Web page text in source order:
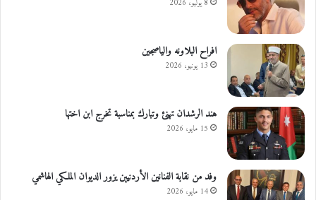
8 يوليو، 2026
افراح البلاونه والياصجين
13 يونيو، 2026
هند الرشدان تهنئ وتبارك بمناسبة تخرج ابن اختها
15 مايو، 2026
وفد من نقابة الفنانين الأردنيين يزور الديوان الملكي الهاشمي
14 مايو، 2026